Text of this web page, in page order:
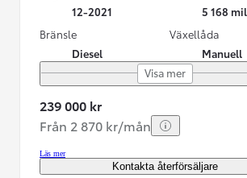
12-2021
5 168 mil
Bränsle
Diesel
Växellåda
Manuell
Visa mer
239 000 kr
Från 2 870 kr/mån
Läs mer
Kontakta återförsäljare